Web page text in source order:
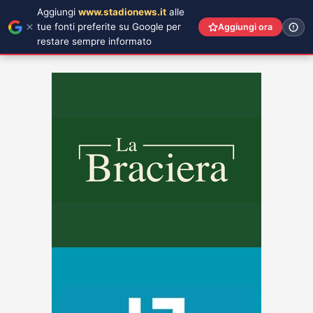
Aggiungi www.stadionews.it alle
tue fonti preferite su Google per
restare sempre informato
Aggiungi ora